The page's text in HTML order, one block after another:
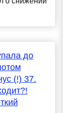
до
(!) 37.